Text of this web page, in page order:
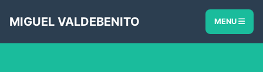
MIGUEL VALDEBENITO MENU